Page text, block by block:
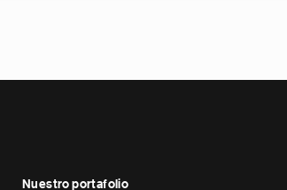
Nuestro portafolio